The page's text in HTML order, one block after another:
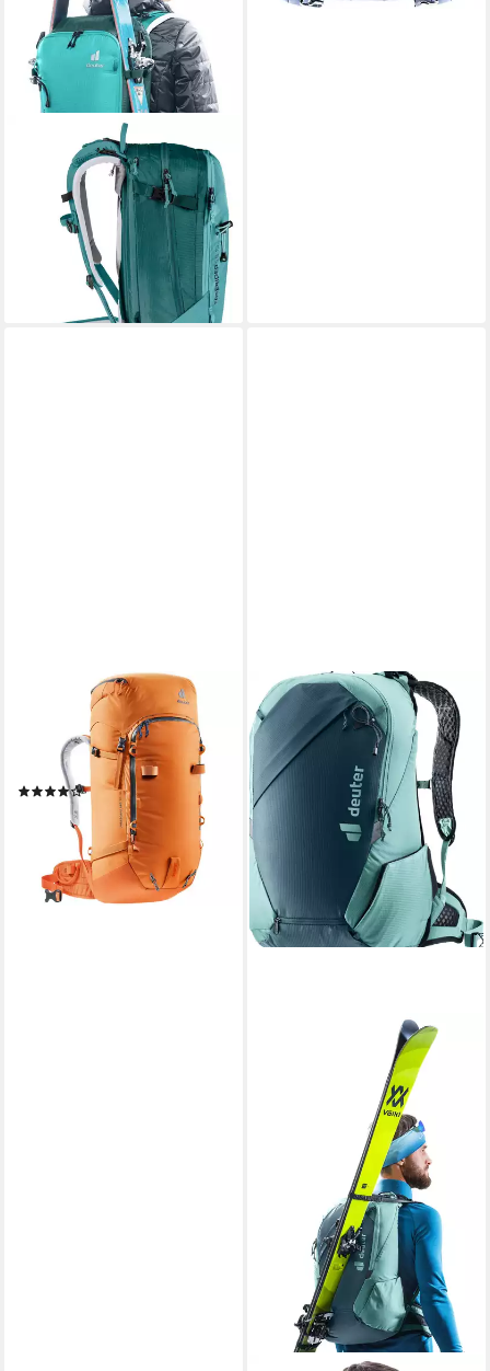
Wanderrucksack DA
Freerider 28 SL
ab 109,95 €
UVP 159,95 €
lieferbar - in 3-4 Werktagen bei dir
Rucksack Deuter Damen
Rucksack Freescape Pro 38+
SL 3300222
(1)
198,00 € 220,00 €
lieferbar - in 5-6 Werktagen bei dir